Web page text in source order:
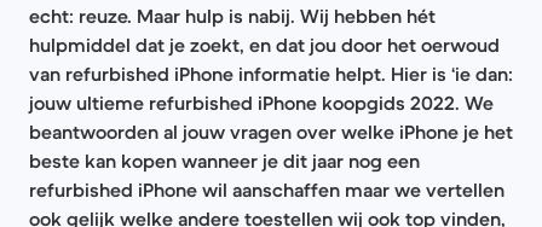
echt: reuze. Maar hulp is nabij. Wij hebben hét
hulpmiddel dat je zoekt, en dat jou door het oerwoud
van refurbished iPhone informatie helpt. Hier is ‘ie dan:
jouw ultieme refurbished iPhone koopgids 2022. We
beantwoorden al jouw vragen over welke iPhone je het
beste kan kopen wanneer je dit jaar nog een
refurbished iPhone wil aanschaffen maar we vertellen
ook gelijk welke andere toestellen wij ook top vinden,